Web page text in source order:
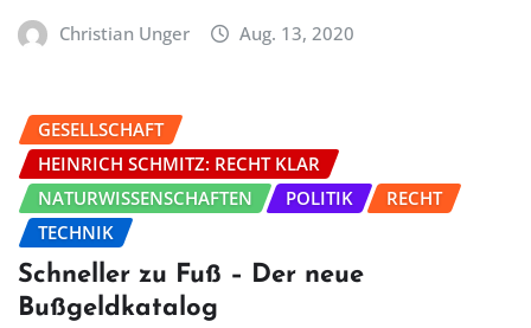
Christian Unger Aug. 13, 2020
GESELLSCHAFT
HEINRICH SCHMITZ: RECHT KLAR
NATURWISSENSCHAFTEN
POLITIK
RECHT
TECHNIK
Schneller zu Fuß – Der neue
Bußgeldkatalog